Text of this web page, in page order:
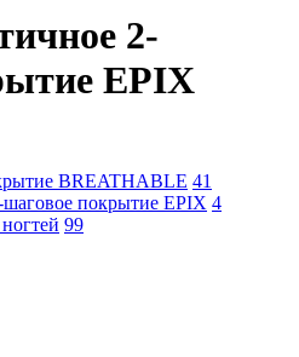
2-
EPIX
BREATHABLE 41
шаговое покрытие EPIX 4
99